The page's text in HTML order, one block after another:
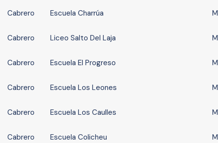
Cabrero Escuela Charrúa
Cabrero Liceo Salto Del Laja
Cabrero Escuela El Progreso
Cabrero Escuela Los Leones
Cabrero Escuela Los Caulles
Cabrero Escuela Colicheu